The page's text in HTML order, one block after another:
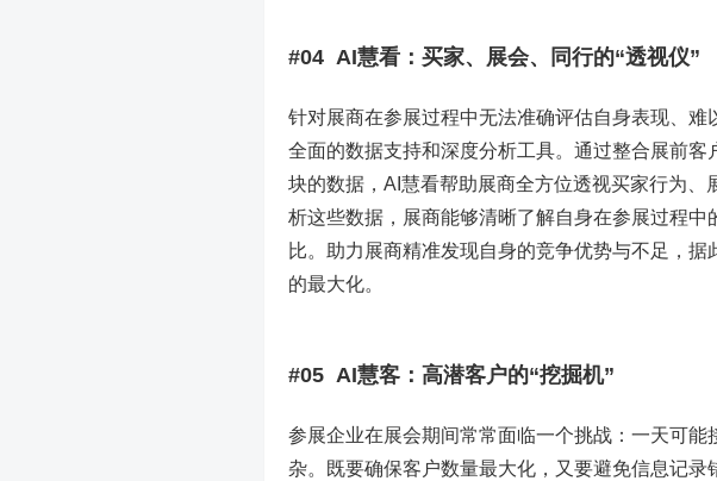
#04 AI慧看：买家、展会、同行的“透视仪”
针对展商在参展过程中无法准确评估自身表现、
全面的数据支持和深度分析工具。通过整合展前
块的数据，AI慧看帮助展商全方位透视买家行为
析这些数据，展商能够清晰了解自身在参展过程
比。助力展商精准发现自身的竞争优势与不足，
的最大化。
#05 AI慧客：高潜客户的“挖掘机”
参展企业在展会期间常常面临一个挑战：一天可
杂。既要确保客户数量最大化，又要避免信息记录